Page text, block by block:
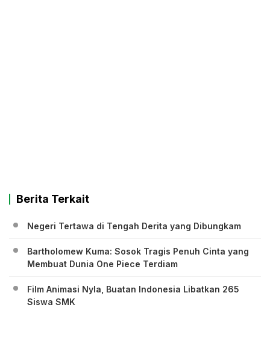
Berita Terkait
Negeri Tertawa di Tengah Derita yang Dibungkam
Bartholomew Kuma: Sosok Tragis Penuh Cinta yang
Membuat Dunia One Piece Terdiam
Film Animasi Nyla, Buatan Indonesia Libatkan 265
Siswa SMK